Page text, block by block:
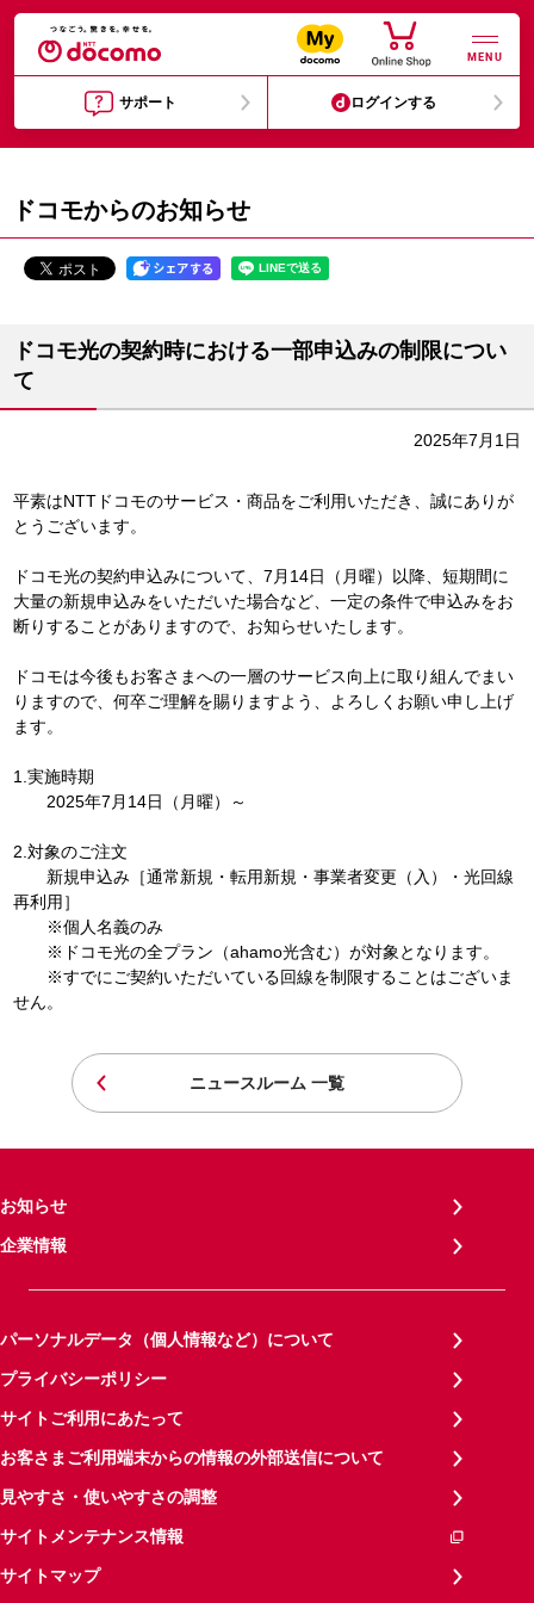
MENU
サポート ログインする
ドコモからのお知らせ
ドコモ光の契約時における一部申込みの制限につい
て
2025年7月1日
平素はNTTドコモのサービス・商品をご利用いただき、誠にありが
とうございます。
ドコモ光の契約申込みについて、7月14日（月曜）以降、短期間に
大量の新規申込みをいただいた場合など、一定の条件で申込みをお
断りすることがありますので、お知らせいたします。
ドコモは今後もお客さまへの一層のサービス向上に取り組んでまい
りますので、何卒ご理解を賜りますよう、よろしくお願い申し上げ
ます。
1.実施時期
2025年7月14日（月曜）～
2.対象のご注文
新規申込み［通常新規・転用新規・事業者変更（入）・光回線
再利用］
※個人名義のみ
※ドコモ光の全プラン（ahamo光含む）が対象となります。
※すでにご契約いただいている回線を制限することはございま
せん。
ニュースルーム 一覧
お知らせ
企業情報
パーソナルデータ（個人情報など）について
プライバシーポリシー
サイトご利用にあたって
お客さまご利用端末からの情報の外部送信について
見やすさ・使いやすさの調整
サイトメンテナンス情報
サイトマップ